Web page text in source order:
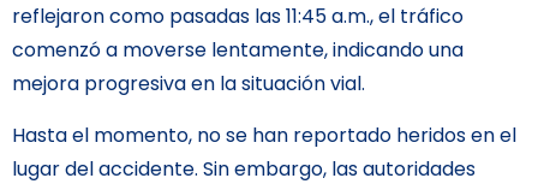
reflejaron como pasadas las 11:45 a.m., el tráfico
comenzó a moverse lentamente, indicando una
mejora progresiva en la situación vial.
Hasta el momento, no se han reportado heridos en el
lugar del accidente. Sin embargo, las autoridades